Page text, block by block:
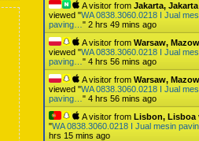
A visitor from Jakarta,
viewed "WA 0838.3060.0218 I Jual
paving… " 2 hrs 49 mins ago
A visitor from Warsaw,
viewed "WA 0838.3060.0218 I Jual
paving… " 4 hrs 56 mins ago
A visitor from Warsaw,
viewed "WA 0838.3060.0218 I Jual
paving… " 4 hrs 56 mins ago
A visitor from Lisbon, Lisboa
"WA 0838.3060.0218 I Jual mesin
hrs 15 mins ago